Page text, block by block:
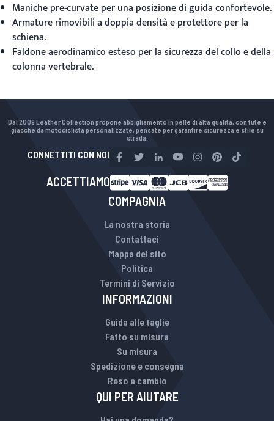
Maniche pre-curvate per una posizione di guida confortevole.
Armature rimovibili a doppia densità e protettore per la
schiena.
Faldone aerodinamico esteso per la sicurezza del collo e della
colonna vertebrale.
Dal 2009 Leather Collection propone abbigliamento in pelle di alta qualità, con tute e
giacche da motociclista personalizzate, pensate per garantire sicurezza e stile su
strada.
CONNETTITI CON NOI
ACCETTIAMO
COMPAGNIA
La nostra storia
Contattaci
Mappa del sito
Politica
Termini di Servizio
INFORMAZIONI
Guida alle taglie
Fatto su misura
Su misura
Spedizione e consegna
Reso e cambio
QUI PER AIUTARE